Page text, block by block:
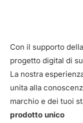
Con il supporto
progetto digital di
La nostra
unita alla
marchio e dei tuoi
prodotto unico